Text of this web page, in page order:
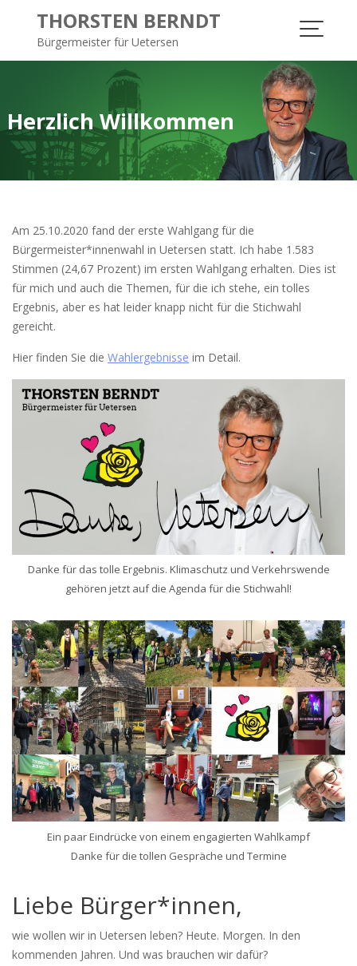
t
THORSTEN BERNDT
Bürgermeister für Uetersen
Herzlich Willkommen
Am 25.10.2020 fand der erste Wahlgang für die
Bürgermeister*innenwahl in Uetersen statt. Ich habe 1.583
Stimmen (24,67 Prozent) im ersten Wahlgang erhalten. Dies ist
für mich und auch die Themen, für die ich stehe, ein tolles
Ergebnis, aber es hat leider knapp nicht für die Stichwahl
gereicht.
Hier finden Sie die Wahlergebnisse im Detail.
Danke für das tolle Ergebnis. Klimaschutz und Verkehrswende
gehören jetzt auf die Agenda für die Stichwahl!
Ein paar Eindrücke von einem engagierten Wahlkampf
Danke für die tollen Gespräche und Termine
Liebe Bürger*innen,
wie wollen wir in Uetersen leben? Heute. Morgen. In den
kommenden Jahren. Und was brauchen wir dafür?